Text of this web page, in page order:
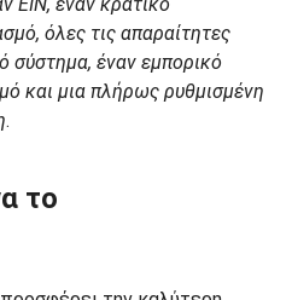
EIN, έναν κρατικό
όλες τις απαραίτητες
σύστημα, έναν εμπορικό
και μια πλήρως ρυθμισμένη
.
το